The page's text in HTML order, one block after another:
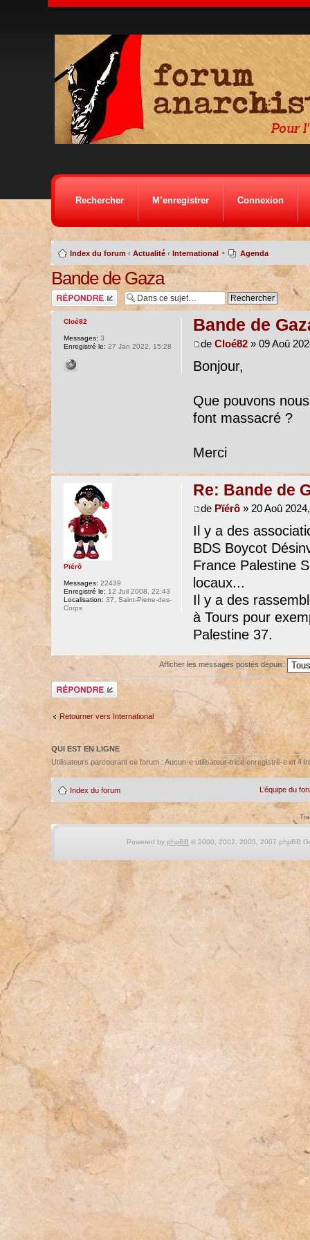
Rechercher M’enregistrer Connexion
Index du forum ‹ Actualité ‹ International • Agenda
Bande de Gaza
Répondre
Bande de
de Cloé82» 09 Aoû
Bonjour,
Que pouvons
font massacré ?
Merci
Cloé82
Messages: 3
Enregistré le: 27 Jan 2022, 15:28
Re: Bande de
de Pïérô» 20 Aoû
Il y a des
BDS Boycot
France Palestine
locaux...
Il y a des
à Tours pour
Palestine 37.
Pïérô
Messages: 22439
Enregistré le: 12 Juil 2008, 22:43
Localisation: 37, Saint-Pierre-des-
Corps
Afficher les messages postés depuis:
Répondre
Retourner vers International
QUI EST EN LIGNE
Utilisateurs parcourant ce forum : Aucun-e utilisateur-trice enregistré-e et 4
Index du forum L’équipe du
Powered by phpBB © 2000, 2002, 2005, 2007 phpBB